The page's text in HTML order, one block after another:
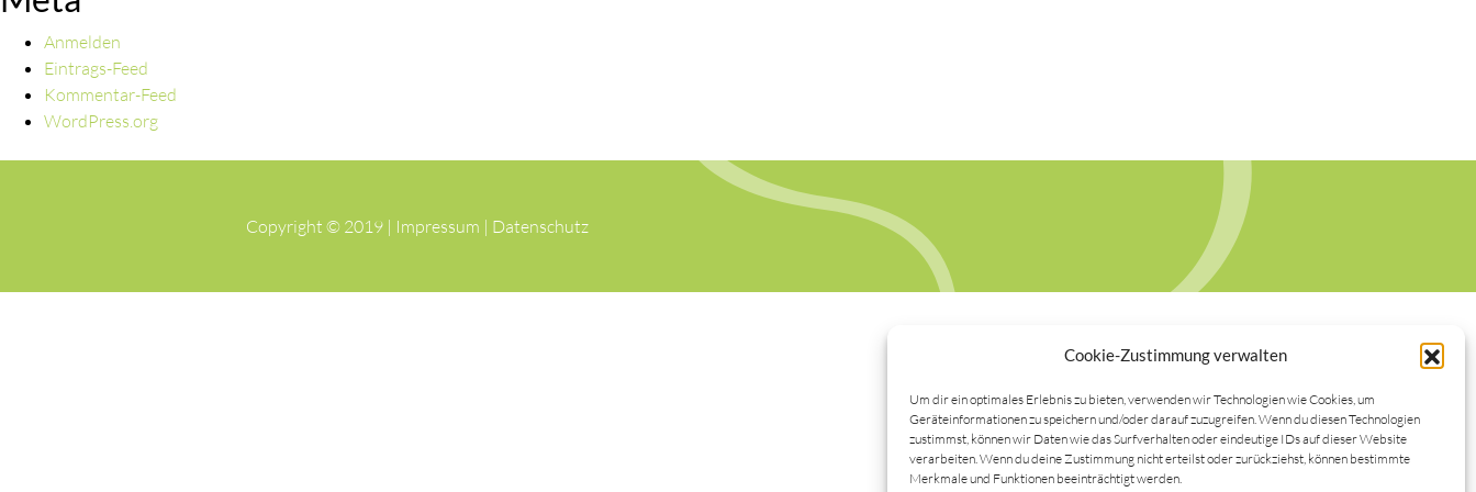
Cookie-Zustimmung verwalten
Um dir ein optimales Erlebnis zu bieten, verwenden wir Technologien wie Cookies, um
Geräteinformationen zu speichern und/oder darauf zuzugreifen. Wenn du diesen Technologien
zustimmst, können wir Daten wie das Surfverhalten oder eindeutige IDs auf dieser Website
verarbeiten. Wenn du deine Zustimmung nicht erteilst oder zurückziehst, können bestimmte
Merkmale und Funktionen beeinträchtigt werden.
Anmelden
Eintrags-Feed
Kommentar-Feed
WordPress.org
Copyright © 2019 | Impressum | Datenschutz